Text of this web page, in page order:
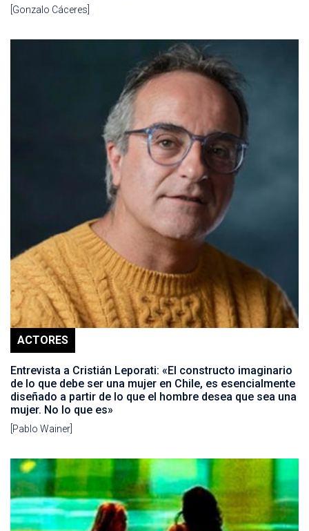
[Gonzalo Cáceres]
ACTORES
Entrevista a Cristián Leporati: «El constructo imaginario
de lo que debe ser una mujer en Chile, es esencialmente
diseñado a partir de lo que el hombre desea que sea una
mujer. No lo que es»
[Pablo Wainer]